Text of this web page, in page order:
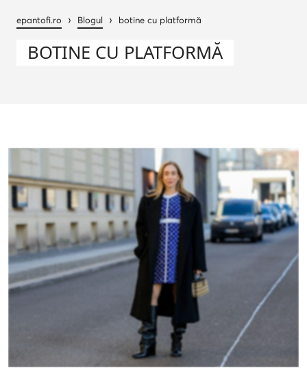
epantofi.ro › Blogul › botine cu platformă
BOTINE CU PLATFORMĂ